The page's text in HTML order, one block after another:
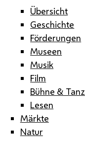
Übersicht
Geschichte
Förderungen
Museen
Musik
Film
Bühne & Tanz
Lesen
Märkte
Natur